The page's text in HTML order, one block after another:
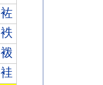
袏
袟
袯
袿